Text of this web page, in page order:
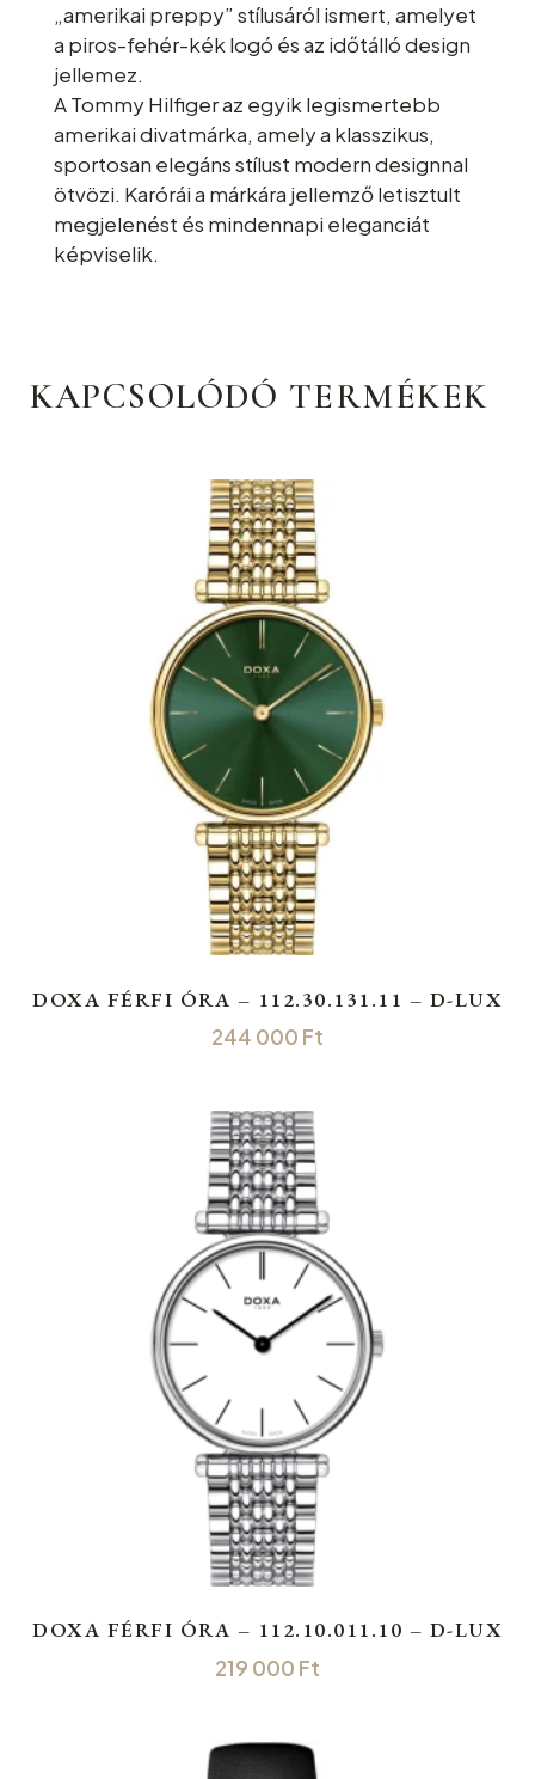
„amerikai preppy” stílusáról ismert, amelyet
a piros-fehér-kék logó és az időtálló design
jellemez.
A Tommy Hilfiger az egyik legismertebb
amerikai divatmárka, amely a klasszikus,
sportosan elegáns stílust modern designnal
ötvözi. Karórái a márkára jellemző letisztult
megjelenést és mindennapi eleganciát
képviselik.
KAPCSOLÓDÓ TERMÉKEK
DOXA FÉRFI ÓRA – 112.30.131.11 – D-LUX
244 000 Ft
DOXA FÉRFI ÓRA – 112.10.011.10 – D-LUX
219 000 Ft